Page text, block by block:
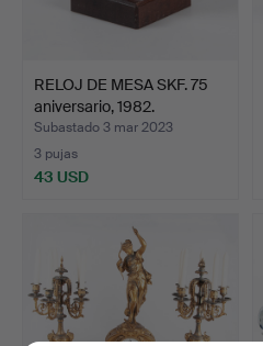
RELOJ DE MESA SKF. 75
aniversario, 1982.
Subastado 3 mar 2023
3 pujas
43 USD